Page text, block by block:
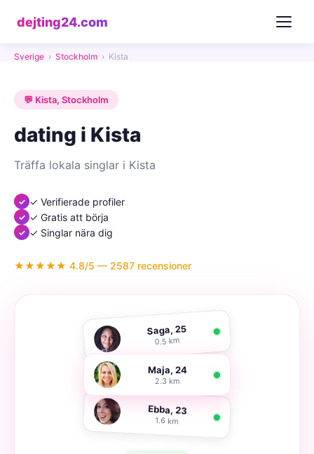
dejting24.com
Sverige › Stockholm › Kista
💬 Kista, Stockholm
dating i Kista
Träffa lokala singlar i Kista
✓ Verifierade profiler
✓ Gratis att börja
✓ Singlar nära dig
★★★★★ 4.8/5 — 2587 recensioner
Saga, 25
0.5 km
Maja, 24
2.3 km
Ebba, 23
1.6 km